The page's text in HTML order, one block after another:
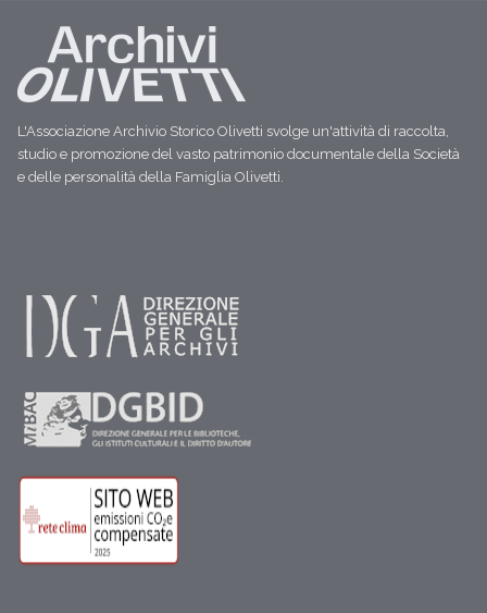
L'Associazione Archivio Storico Olivetti svolge un'attività di raccolta,
studio e promozione del vasto patrimonio documentale della Società
e delle personalità della Famiglia Olivetti.